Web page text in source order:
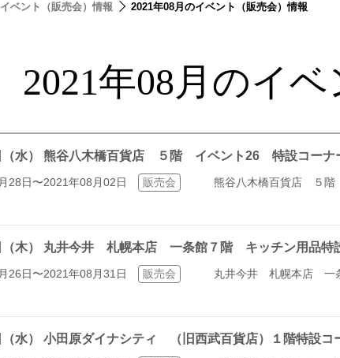
イベント（販売会）情報 2021年08月のイベント（販売会）情報
2021年08月のイ
（水） 熊谷八木橋百貨店 ５階 イベント26 特設コーナ
28日〜2021年08月02日 販売会
熊谷八木橋百貨店 ５
（木） 丸井今井 札幌本店 一条館７階 キッチン用品特
26日〜2021年08月31日 販売会
丸井今井 札幌本店 一
水） 小田原ダイナシティ （旧西武百貨店）１階特設コ